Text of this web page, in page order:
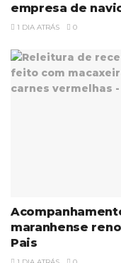
empresa de
1 DIA ATRÁS 0
maranhense
Pais